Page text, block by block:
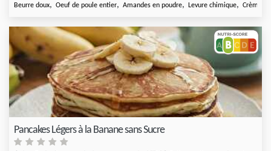
Beurre doux, Oeuf de poule entier, Amandes en poudre, Levure chimique, Crème
Pancakes Légers à la Banane sans Sucre